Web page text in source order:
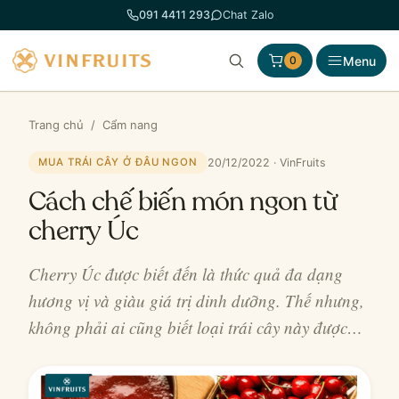
đến
phần
nội
dung
091 4411 293 Chat Zalo
0 Menu
Trang chủ / Cẩm nang
MUA TRÁI CÂY Ở ĐÂU NGON 20/12/2022 · VinFruits
Cách chế biến món ngon từ
cherry Úc
Cherry Úc được biết đến là thức quả đa dạng
hương vị và giàu giá trị dinh dưỡng. Thế nhưng,
không phải ai cũng biết loại trái cây này được…